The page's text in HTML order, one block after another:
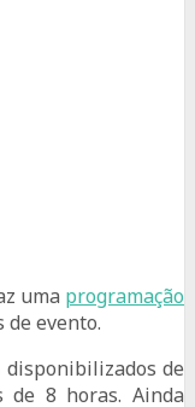
uma programação
de evento.
de
de 8 horas. Ainda